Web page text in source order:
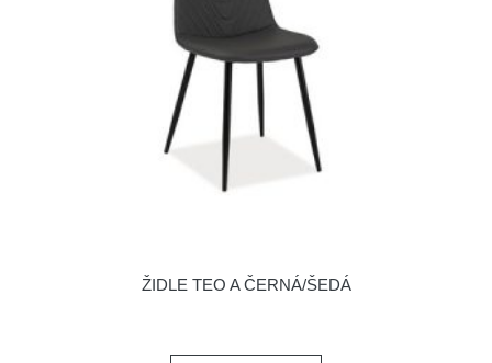
ŽIDLE TEO A ČERNÁ/ŠEDÁ